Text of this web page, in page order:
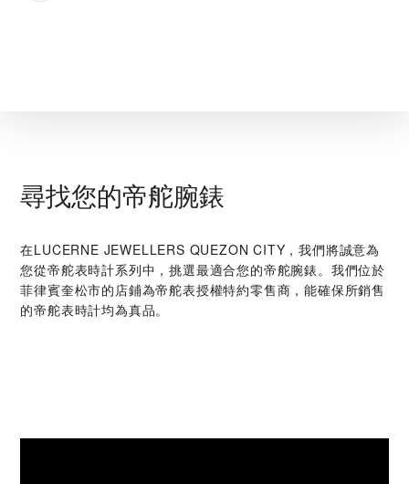
尋找您的帝舵腕錶
在‭LUCERNE JEWELLERS QUEZON CITY‬，我們將誠意為
您從帝舵表時計系列中，挑選最適合您的帝舵腕錶。我們位於
菲律賓奎松市的店鋪為帝舵表授權特約零售商，能確保所銷售
的帝舵表時計均為真品。